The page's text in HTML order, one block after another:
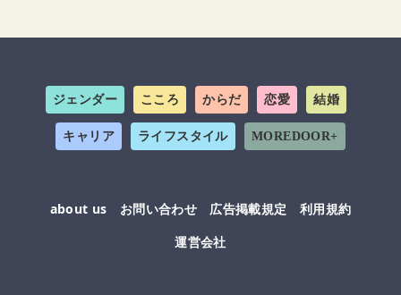
ジェンダー こころ からだ 恋愛 結婚
キャリア ライフスタイル MOREDOOR+
about us お問い合わせ 広告掲載規定
利用規約
運営会社